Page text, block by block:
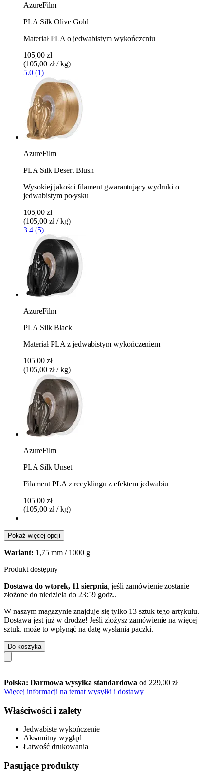
AzureFilm
PLA Silk Olive Gold
Materiał PLA o jedwabistym wykończeniu
105,00 zł
(105,00 zł / kg)
5.0 (1)
AzureFilm
PLA Silk Desert Blush
Wysokiej jakości filament gwarantujący wydruki o
jedwabistym połysku
105,00 zł
(105,00 zł / kg)
3.4 (5)
AzureFilm
PLA Silk Black
Materiał PLA z jedwabistym wykończeniem
105,00 zł
(105,00 zł / kg)
AzureFilm
PLA Silk Unset
Filament PLA z recyklingu z efektem jedwabiu
105,00 zł
(105,00 zł / kg)
Pokaż więcej opcji
Wariant: 1,75 mm / 1000 g
Produkt dostępny
Dostawa do wtorek, 11 sierpnia, jeśli zamówienie zostanie
złożone do niedziela do 23:59 godz..
W naszym magazynie znajduje się tylko 13 sztuk tego artykułu.
Dostawa jest już w drodze! Jeśli złożysz zamówienie na więcej
sztuk, może to wpłynąć na datę wysłania paczki.
Do koszyka
Polska: Darmowa wysyłka standardowa od 229,00 zł
Więcej informacji na temat wysyłki i dostawy
Właściwości i zalety
Jedwabiste wykończenie
Aksamitny wygląd
Łatwość drukowania
Pasujące produkty